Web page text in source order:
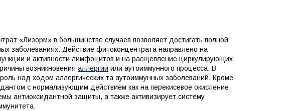
«Лизорм» в большинстве случаев позволяет достигать полной
заболеваниях. Действие фитоконцентрата направлено на
и активности лимфоцитов и на расщепление циркулирующих
возникновения аллергии или аутоиммунного процесса. В
над ходом аллергических та аутоиммунных заболеваний. Кроме
с нормализующим действием как на перекисевое окисление
антиоксидантной защиты, а также активизирует систему